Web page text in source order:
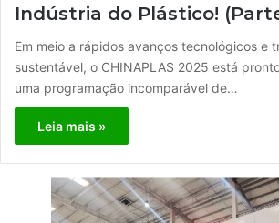
Indústria do Plástico!
Em meio a rápidos avanços tecnológicos e
sustentável, o CHINAPLAS 2025 está
uma programação incomparável de…
Leia mais »